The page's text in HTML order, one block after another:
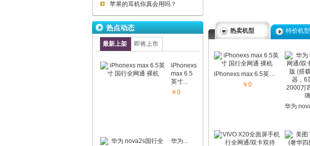
苹果的耳机你真会用吗？
热点动态
最新上架 即将上市
iPhonexs
max 6.5
英寸...
￥0
华为...
热卖机型 特价机型
iPhonexs max 6.5英寸 国行全网通 裸机
￥0